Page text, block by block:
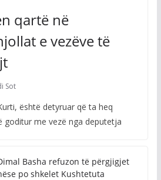
qartë në
e vezëve të
Sot
është detyruar që ta heq
goditur me vezë nga deputetja
Basha refuzon të përgjigjet
po shkelet Kushtetuta